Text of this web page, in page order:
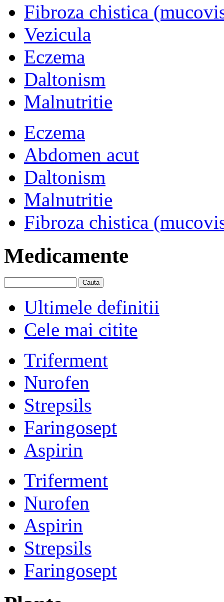
Fibroza chistica
Vezicula
Eczema
Daltonism
Malnutritie
Eczema
Abdomen acut
Daltonism
Malnutritie
Fibroza chistica
Medicamente
Ultimele definitii
Cele mai citite
Triferment
Nurofen
Strepsils
Faringosept
Aspirin
Triferment
Nurofen
Aspirin
Strepsils
Faringosept